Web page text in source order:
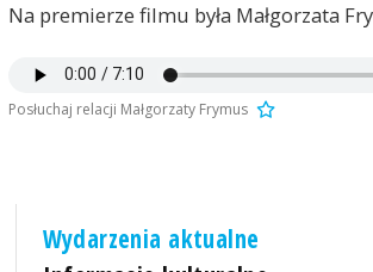
Na premierze filmu była Małgorzata
Posłuchaj relacji Małgorzaty Frymus
Wydarzenia aktualne